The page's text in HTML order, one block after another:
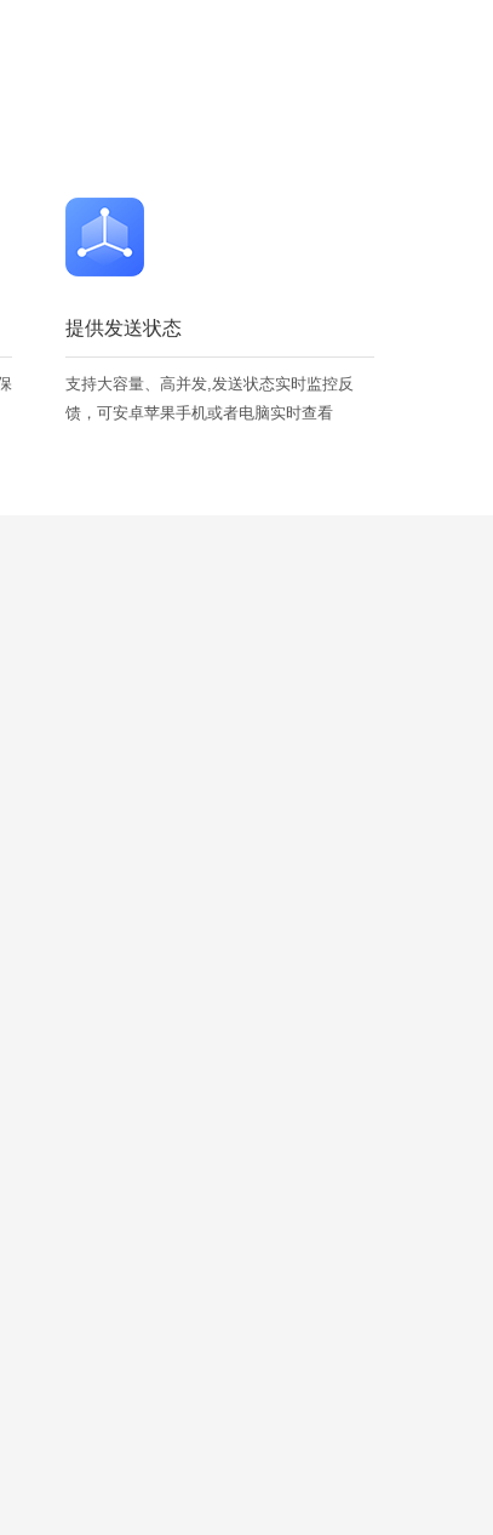
提供发送状态
支持大容量、高并发,发送状态实时监控反
馈，可安卓苹果手机或者电脑实时查看